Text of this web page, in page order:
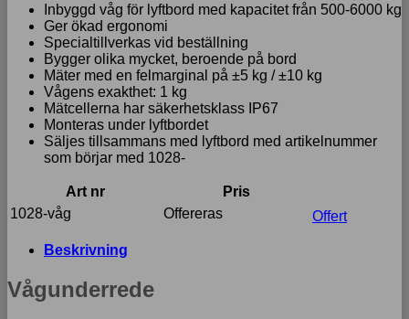
Inbyggd våg för lyftbord med kapacitet från 500-6000 kg
Ger ökad ergonomi
Specialtillverkas vid beställning
Bygger olika mycket, beroende på bord
Mäter med en felmarginal på ±5 kg / ±10 kg
Vågens exakthet: 1 kg
Mätcellerna har säkerhetsklass IP67
Monteras under lyftbordet
Säljes tillsammans med lyftbord med artikelnummer
som börjar med 1028-
Art nr
Pris
1028-våg
Offereras Offert
Beskrivning
Vågunderrede